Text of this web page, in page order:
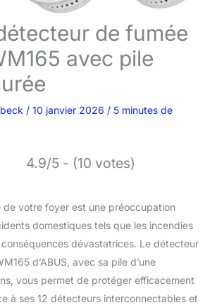
de fumée
avec pile
/ 10 janvier 2026 / 5 minutes de
4.9/5 - (10 votes)
de votre foyer est une préoccupation
domestiques tels que les incendies
dévastatrices. Le détecteur
d’ABUS, avec sa pile d’une
vous permet de protéger efficacement
à ses 12 détecteurs interconnectables et